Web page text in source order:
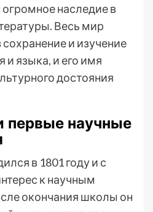
огромное наследие в
Весь мир
сохранение и изучение
и языка, и его имя
достояния
первые научные
в 1801 году и с
к научным
окончания школы он